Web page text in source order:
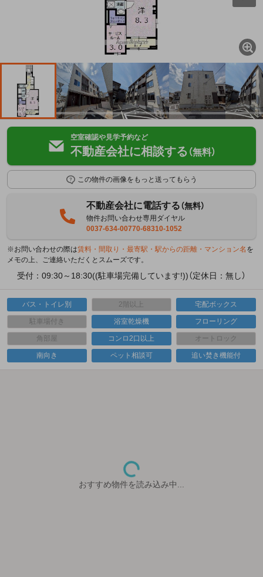
空室確認や見学予約など
不動産会社に相談する （無料）
この物件の画像をもっと送ってもらう
不動産会社に電話する（無料）
物件お問い合わせ専用ダイヤル
0037-634-00770-68310-1052
※お問い合わせの際は賃料・間取り・最寄駅・駅からの距離・マンション名 を
メモの上、ご連絡いただくとスムーズです。
受付：09:30～18:30((駐車場完備しています!))（定休日：無し）
バス・トイレ別 2階以上 宅配ボックス
駐車場付き 浴室乾燥機 フローリング
角部屋 コンロ2口以上 オートロック
南向き ペット相談可 追い焚き機能付
おすすめ物件を読み込み中...